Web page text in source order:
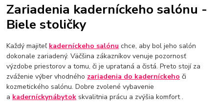
Zariadenia kaderníckeho salónu -
Biele stoličky
Každý majiteľ kaderníckeho salónu chce, aby bol jeho salón
dokonale zariadený. Väčšina zákazníkov venuje pozornosť
výzdobe priestorov a tomu, či je uprataná a čistá. Preto stojí za
zváženie výber vhodného zariadenia do kaderníckeho či
kozmetického salónu. Dobre zvolené vybavenie
a kaderníckynábytok skvalitnia prácu a zvýšia komfort .